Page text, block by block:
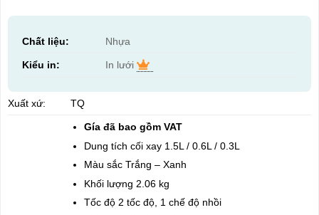
Chất liệu: Nhựa
Kiểu in: In lưới
Xuất xứ: TQ
Gía đã bao gồm VAT
Dung tích cối xay 1.5L / 0.6L / 0.3L
Màu sắc Trắng – Xanh
Khối lượng 2.06 kg
Tốc độ 2 tốc độ, 1 chế độ nhồi